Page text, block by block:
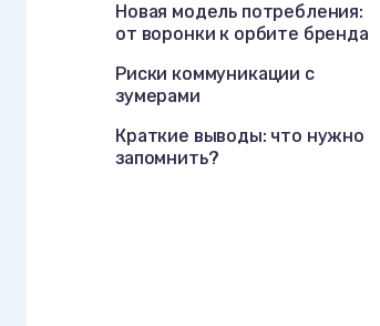
Новая модель потребления:
от воронки к орбите бренда
Риски коммуникации с
зумерами
Краткие выводы: что нужно
запомнить?